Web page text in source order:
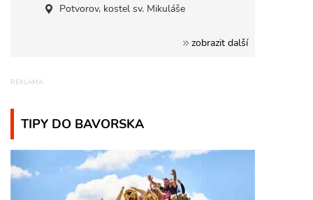
Potvorov, kostel sv. Mikuláše
zobrazit další
TIPY DO BAVORSKA